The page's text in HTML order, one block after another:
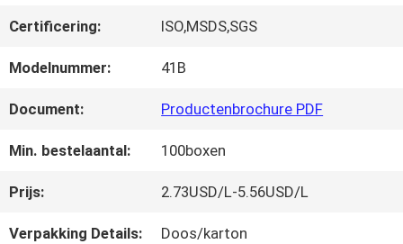
ONS
KWALITEITSCONTROLE
CONTACTEER
Certificering: ISO,MSDS,SGS
Modelnummer: 41B
Document: Productenbrochure PDF
Min. bestelaantal: 100boxen
Prijs: 2.73USD/L-5.56USD/L
Verpakking Details: Doos/karton